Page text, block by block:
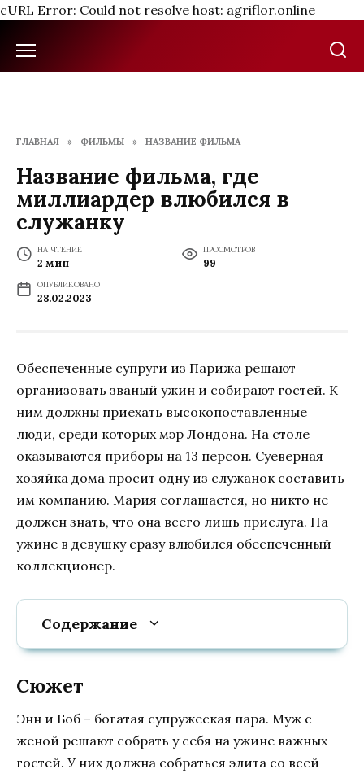
cURL Error: Could not resolve host: agriflor.online
содержанию
ГЛАВНАЯ » ФИЛЬМЫ » НАЗВАНИЕ ФИЛЬМА
Название фильма, где
миллиардер влюбился в
служанку
НА ЧТЕНИЕ
2 мин
ПРОСМОТРОВ
99
ОПУБЛИКОВАНО
28.02.2023
Обеспеченные супруги из Парижа решают
организовать званый ужин и собирают гостей. К
ним должны приехать высокопоставленные
люди, среди которых мэр Лондона. На столе
оказываются приборы на 13 персон. Суеверная
хозяйка дома просит одну из служанок составить
им компанию. Мария соглашается, но никто не
должен знать, что она всего лишь прислуга. На
ужине в девушку сразу влюбился обеспеченный
коллекционер.
Содержание
Сюжет
Энн и Боб – богатая супружеская пара. Муж с
женой решают собрать у себя на ужине важных
гостей. У них должна собраться элита со всей